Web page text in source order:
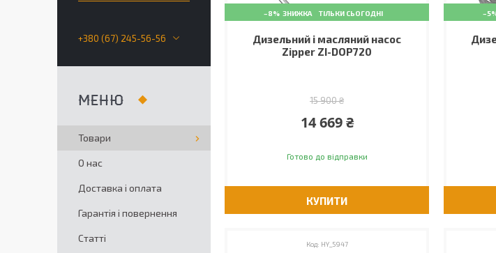
–8% ТІЛЬКИ СЬОГОДНІ
Дизельний і масляний насос
Zipper ZI-DOP720
15 900 ₴
14 669 ₴
Готово до відправки
КУПИТИ
HY_5947
+380 (67) 245-56-56
Товари
О нас
Доставка і оплата
Гарантія і повернення
Статті